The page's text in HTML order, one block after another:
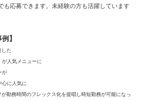
も応募できます。未経験の方も活躍しています
】
た
が人気メニューに
が
心に人気に
勤務時間のフレックス化を提唱し時短勤務が可能になっ